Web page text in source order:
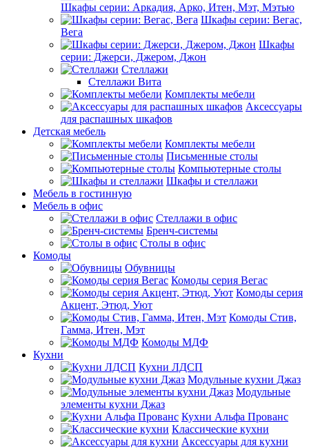
Шкафы серии: Аркадия, Арко, Итен, Мэт, Мэтью
Шкафы серии: Вегас,
Вега
Шкафы
серии: Джерси, Джером, Джон
Стеллажи
Стеллажи Вита
Комплекты мебели
Аксессуары
для распашных шкафов
Детская мебель
Комплекты мебели
Письменные столы
Компьютерные столы
Шкафы и стеллажи
Мебель в гостинную
Мебель в офис
Стеллажи в офис
Бренч-системы
Столы в офис
Комоды
Обувницы
Комоды серия Вегас
Комоды серия
Акцент, Этюд, Уют
Комоды Стив,
Гамма, Итен, Мэт
Комоды МДФ
Кухни
Кухни ЛДСП
Модульные кухни Джаз
Модульные
элементы кухни Джаз
Кухни Альфа Прованс
Классические кухни
Аксессуары для кухни